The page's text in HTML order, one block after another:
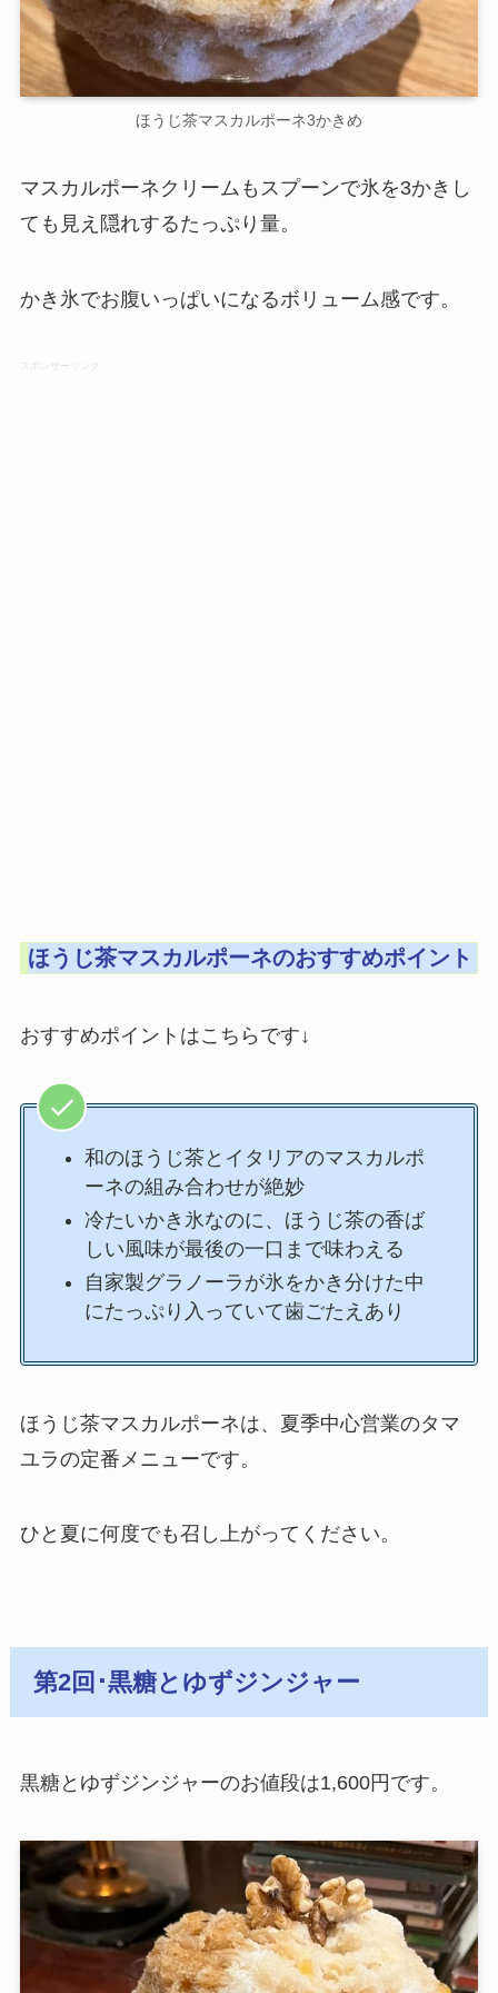
ほうじ茶マスカルポーネ3かきめ
マスカルポーネクリームもスプーンで氷を3かきし
ても見え隠れするたっぷり量。
かき氷でお腹いっぱいになるボリューム感です。
ほうじ茶マスカルポーネのおすすめポイント
おすすめポイントはこちらです↓
和のほうじ茶とイタリアのマスカルポ
ーネの組み合わせが絶妙
冷たいかき氷なのに、ほうじ茶の香ば
しい風味が最後の一口まで味わえる
自家製グラノーラが氷をかき分けた中
にたっぷり入っていて歯ごたえあり
ほうじ茶マスカルポーネは、夏季中心営業のタマ
ユラの定番メニューです。
ひと夏に何度でも召し上がってください。
第2回･黒糖とゆずジンジャー
黒糖とゆずジンジャーのお値段は1,600円です。